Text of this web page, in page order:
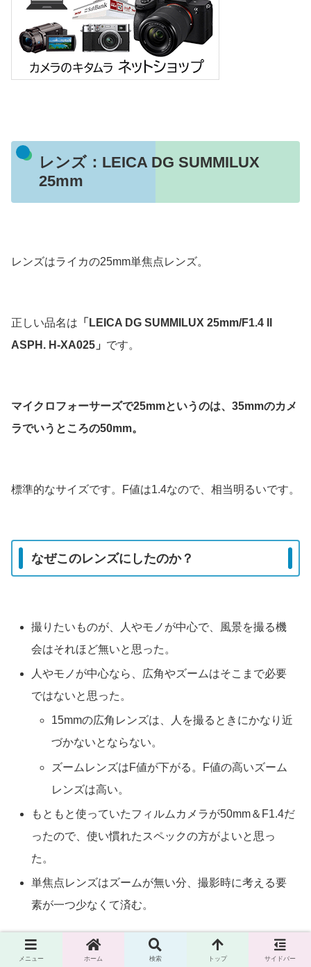
レンズ：LEICA DG SUMMILUX
25mm
レンズはライカの25mm単焦点レンズ。
正しい品名は 「LEICA DG SUMMILUX 25mm/F1.4 II
ASPH. H-XA025」 です。
マイクロフォーサーズで25mmというのは、35mmのカメ
ラでいうところの50mm。
標準的なサイズです。F値は1.4なので、相当明るいです。
なぜこのレンズにしたのか？
撮りたいものが、人やモノが中心で、風景を撮る機
会はそれほど無いと思った。
人やモノが中心なら、広角やズームはそこまで必要
ではないと思った。
15mmの広角レンズは、人を撮るときにかなり近
づかないとならない。
ズームレンズはF値が下がる。F値の高いズーム
レンズは高い。
もともと使っていたフィルムカメラが50mm＆F1.4だ
ったので、使い慣れたスペックの方がよいと思っ
た。
単焦点レンズはズームが無い分、撮影時に考える要
素が一つ少なくて済む。
メニュー ホーム 検索 トップ サイドバー